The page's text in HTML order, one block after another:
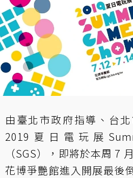
由臺北市政府指導、台
2019夏日電玩展
（SGS），即將於本周 7
花博爭艷館進入開展最後